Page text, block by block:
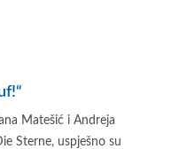
Matešić i Andreja
Sterne, uspješno su